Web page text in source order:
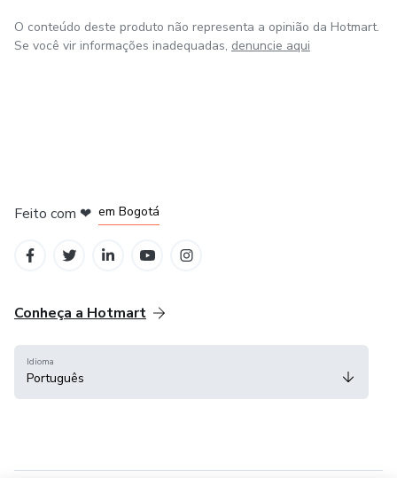
O conteúdo deste produto não representa a opinião da Hotmart.
Se você vir informações inadequadas, denuncie aqui
Feito com ❤ em Bogotá
Conheça a Hotmart
Idioma
Português